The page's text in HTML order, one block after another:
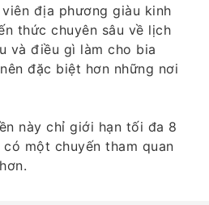
địa phương giàu kinh
​​thức chuyên sâu về lịch
và điều gì làm cho bia
đặc biệt hơn những nơi
này chỉ giới hạn tối đa 8
một chuyến tham quan